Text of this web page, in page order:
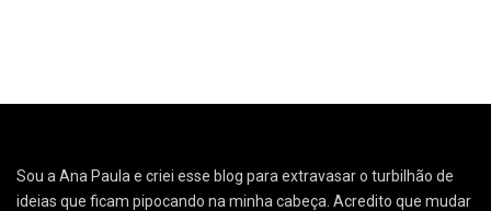
Sou a Ana Paula e criei esse blog para extravasar o turbilhão de
ideias que ficam pipocando na minha cabeça. Acredito que mudar